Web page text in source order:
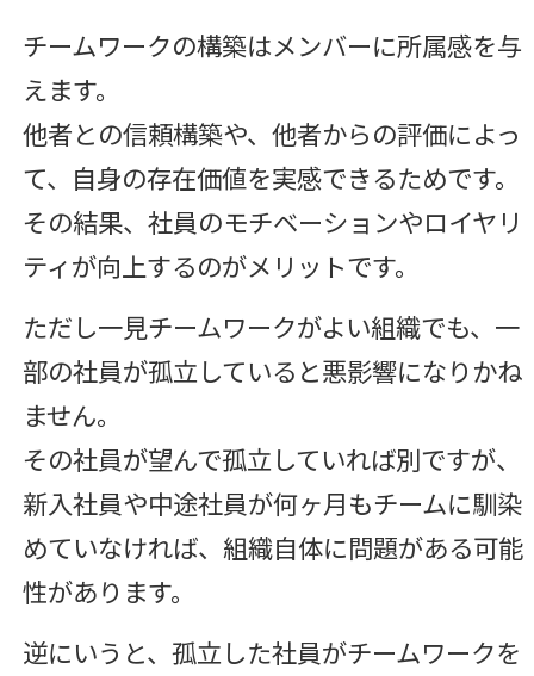
チームワークの構築はメンバーに所属感を与
えます。
他者との信頼構築や、他者からの評価によっ
て、自身の存在価値を実感できるためです。
その結果、社員のモチベーションやロイヤリ
ティが向上するのがメリットです。
ただし一見チームワークがよい組織でも、一
部の社員が孤立していると悪影響になりかね
ません。
その社員が望んで孤立していれば別ですが、
新入社員や中途社員が何ヶ月もチームに馴染
めていなければ、組織自体に問題がある可能
性があります。
逆にいうと、孤立した社員がチームワークを